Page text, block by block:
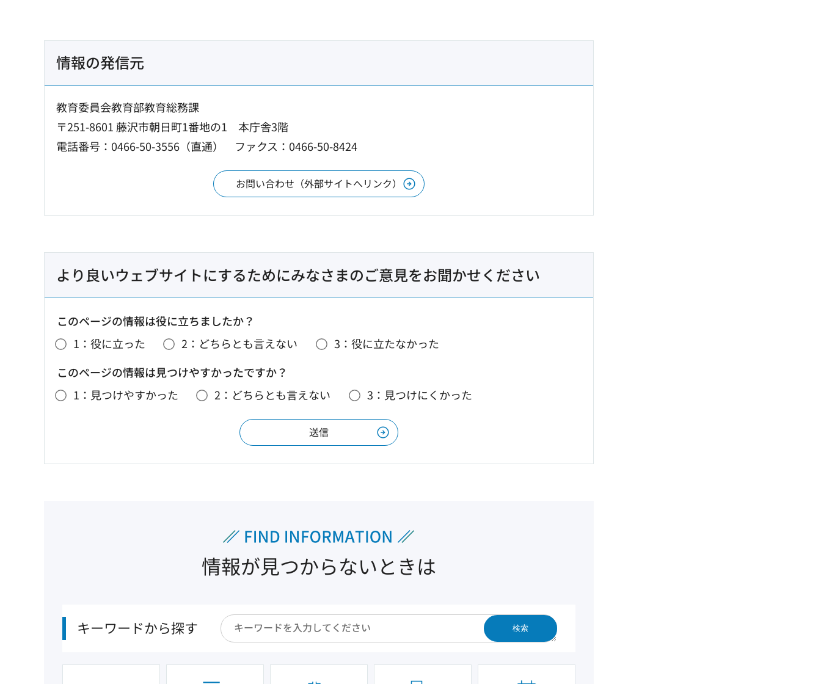
情報の発信元
教育委員会教育部教育総務課
〒251-8601 藤沢市朝日町1番地の1 本庁舎3階
電話番号：0466-50-3556（直通）
ファクス：0466-50-8424
お問い合わせ（外部サイトへリンク）
より良いウェブサイトにするためにみなさまのご意見をお聞かせください
このページの情報は役に立ちましたか？
1：役に立った
2：どちらとも言えない
3：役に立たなかった
このページの情報は見つけやすかったですか？
1：見つけやすかった
2：どちらとも言えない 3：見つけにくかった
情報が見つからないときは
キーワードから探す 検索